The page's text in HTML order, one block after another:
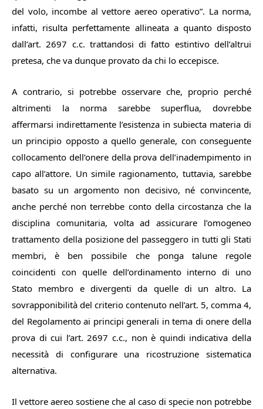
del volo, incombe al vettore aereo operativo”. La norma,
infatti, risulta perfettamente allineata a quanto disposto
dall’art. 2697 c.c. trattandosi di fatto estintivo dell’altrui
pretesa, che va dunque provato da chi lo eccepisce.
A contrario, si potrebbe osservare che, proprio perché
altrimenti la norma sarebbe superflua, dovrebbe
affermarsi indirettamente l’esistenza in subiecta materia di
un principio opposto a quello generale, con conseguente
collocamento dell’onere della prova dell’inadempimento in
capo all’attore. Un simile ragionamento, tuttavia, sarebbe
basato su un argomento non decisivo, né convincente,
anche perché non terrebbe conto della circostanza che la
disciplina comunitaria, volta ad assicurare l’omogeneo
trattamento della posizione del passeggero in tutti gli Stati
membri, è ben possibile che ponga talune regole
coincidenti con quelle dell’ordinamento interno di uno
Stato membro e divergenti da quelle di un altro. La
sovrapponibilità del criterio contenuto nell’art. 5, comma 4,
del Regolamento ai principi generali in tema di onere della
prova di cui l’art. 2697 c.c., non è quindi indicativa della
necessità di configurare una ricostruzione sistematica
alternativa.
Il vettore aereo sostiene che al caso di specie non potrebbe